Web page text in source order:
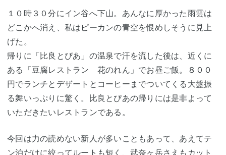
１０時３０分にイン谷へ下山。あんなに厚かった雨雲は
どこかへ消え、私はピーカンの青空を恨めしそうに見上
げた。
帰りに「比良とぴあ」の温泉で汗を流した後は、近くに
ある「豆腐レストラン 花のれん」でお昼ご飯。８００
円でランチとデザートとコーヒーまでついてくる大盤振
る舞いっぷりに驚く。比良とぴあの帰りには是非よって
いただきたいレストランである。
今回は力の読めない新人が多いこともあって、あえてテ
ン泊だけに絞ってルートも短く、 武奈ヶ岳さえもカット